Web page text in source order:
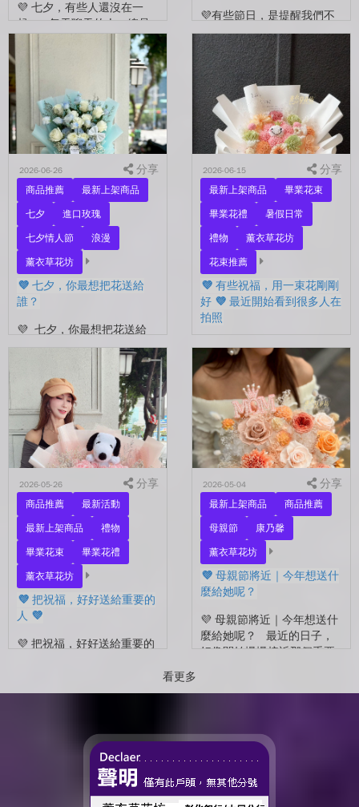
💜 七夕，有些人還沒在一
起。 每天聊天的人，總是
秒回的人， 會記得你愛喝什
麼、喜歡什麼的人。 你們
沒有說過喜歡，卻早已習慣
彼此存在。 七夕快到...
💜有些節日，是提醒我們不
要忘了表達愛。 平常的日
子，總是忙著工作、忙著生
活。 那些想說的謝謝、想
說的辛苦了、想說的我愛
你。 常常就這樣，留到了
下...
2026-06-26 分享
商品推薦
最新上架商品
七夕
進口玫瑰
七夕情人節
浪漫
薰衣草花坊
💜 七夕，你最想把花送給
誰？
💜 七夕，你最想把花送給
誰？ 是陪你走過每一天的
另一半，是一直默默支持你
的家人，還是那個努力生活
的自己？ 花，不一定要等
到特別的人才能收到。...
2026-06-15 分享
最新上架商品
畢業花束
畢業花禮
暑假日常
禮物
薰衣草花坊
花束推薦
💜 有些祝福，用一束花剛剛
好 💜 最近開始看到很多人在
拍照
💜 有些祝福，用一束花剛剛
好 💜 最近開始看到很多人
在拍照📷 穿著學士服、抱著
花束，笑著紀錄這段重要的
時光🤍 一路走到現在，一
定有很多不容易。 熬過考
試...
2026-05-26 分享
商品推薦
最新活動
最新上架商品
禮物
畢業花束
畢業花禮
薰衣草花坊
💜 把祝福，好好送給重要的
人 💜
💜 把祝福，好好送給重要的
很多，準備往下一段生活前
2026-05-04 分享
最新上架商品
商品推薦
母親節
康乃馨
薰衣草花坊
💜 母親節將近｜今年想送什
麼給她呢？
💜 母親節將近｜今年想送什
麼給她呢？ 最近的日子，
好像開始慢慢接近那個重要
看更多